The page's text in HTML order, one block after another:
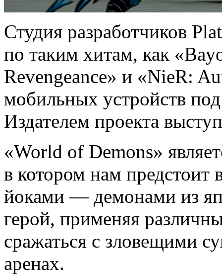
Студия разработчиков
по таким хитам, как
Revengeance» и «NieR:
мобильных устройств
Издателем проекта
«World of Demons»
в котором нам предстоит
йоками — демонами из
герой, применяя
сражаться с зловещими
аренах.